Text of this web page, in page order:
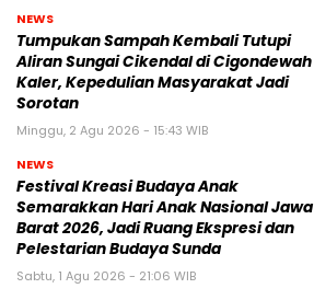
NEWS
Tumpukan Sampah Kembali Tutupi
Aliran Sungai Cikendal di Cigondewah
Kaler, Kepedulian Masyarakat Jadi
Sorotan
Minggu, 2 Agu 2026 - 15:43 WIB
NEWS
Festival Kreasi Budaya Anak
Semarakkan Hari Anak Nasional Jawa
Barat 2026, Jadi Ruang Ekspresi dan
Pelestarian Budaya Sunda
Sabtu, 1 Agu 2026 - 21:06 WIB